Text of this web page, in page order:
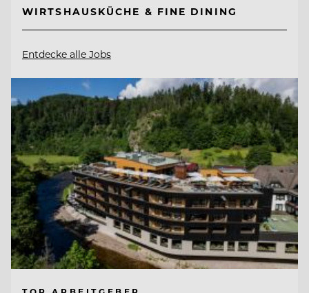
WIRTSHAUSKÜCHE & FINE DINING
Entdecke alle Jobs